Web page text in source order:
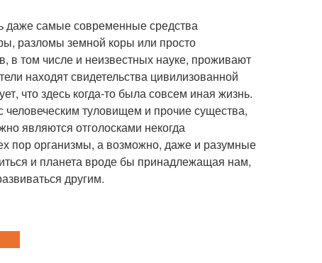
даже самые современные средства
разломы земной коры или просто
в том числе и неизвестных науке, проживают
находят свидетельства цивилизованной
что здесь когда-то была совсем иная жизнь.
туловищем и прочие существа,
являются отголосками некогда
пор организмы, а возможно, даже и разумные
и планета вроде бы принадлежащая нам,
другим.